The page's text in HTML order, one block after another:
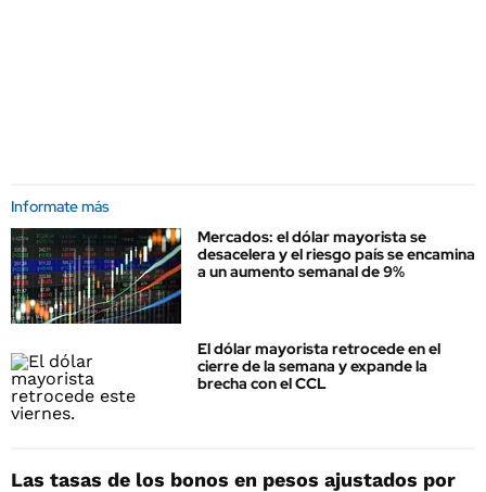
Informate más
Mercados: el dólar mayorista se
desacelera y el riesgo país se encamina
a un aumento semanal de 9%
El dólar mayorista retrocede en el
cierre de la semana y expande la
brecha con el CCL
Las tasas de los bonos en pesos ajustados por